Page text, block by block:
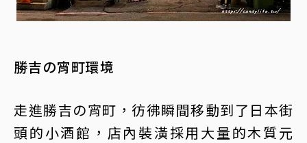
勝吉の宵町環境
走進勝吉の宵町，彷彿瞬間移動到了日本街
頭的小酒館，店內裝潢採用大量的木質元